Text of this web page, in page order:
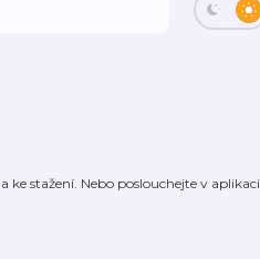
stažení. Nebo poslouchejte v aplikaci